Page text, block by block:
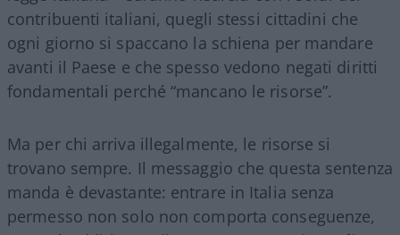
contribuenti italiani, quegli stessi cittadini che
ogni giorno si spaccano la schiena per mandare
avanti il Paese e che spesso vedono negati diritti
fondamentali perché “mancano le risorse”.
Ma per chi arriva illegalmente, le risorse si
trovano sempre. Il messaggio che questa sentenza
manda è devastante: entrare in Italia senza
permesso non solo non comporta conseguenze,